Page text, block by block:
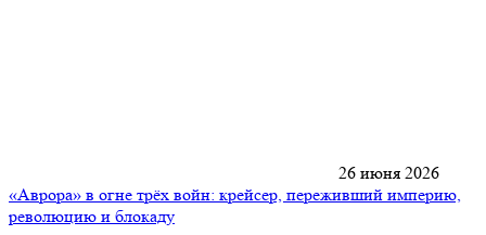
26 июня 2026
«Аврора» в огне трёх войн: крейсер, переживший империю,
революцию и блокаду